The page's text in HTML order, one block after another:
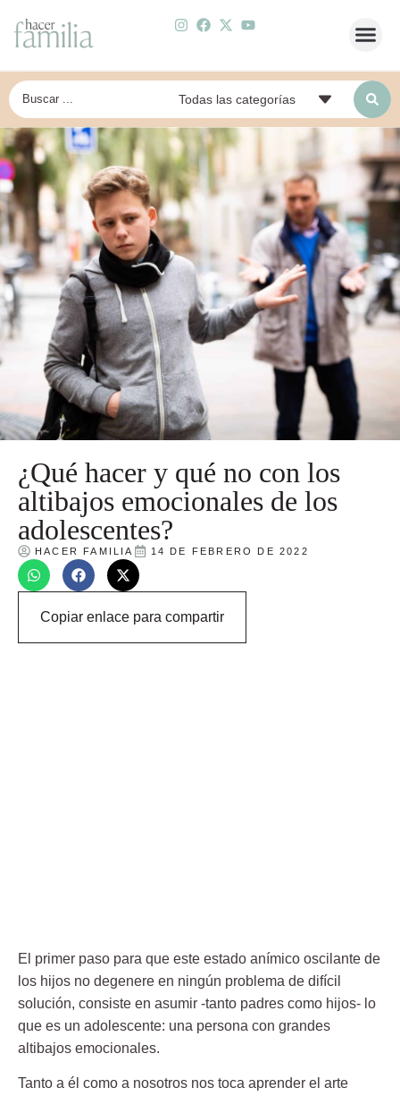
¿Qué hacer y qué no con los
altibajos emocionales de los
adolescentes?
HACER FAMILIA 14 DE FEBRERO DE 2022
Copiar enlace para compartir
El primer paso para que este estado anímico oscilante de
los hijos no degenere en ningún problema de difícil
solución, consiste en asumir -tanto padres como hijos- lo
que es un adolescente: una persona con grandes
altibajos emocionales.
Tanto a él como a nosotros nos toca aprender el arte